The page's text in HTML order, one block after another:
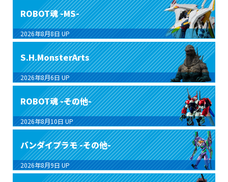
ROBOT魂 -MS-
2026年8月8日 UP
S.H.MonsterArts
2026年8月6日 UP
ROBOT魂 -その他-
2026年8月10日 UP
バンダイプラモ -その他-
2026年8月9日 UP